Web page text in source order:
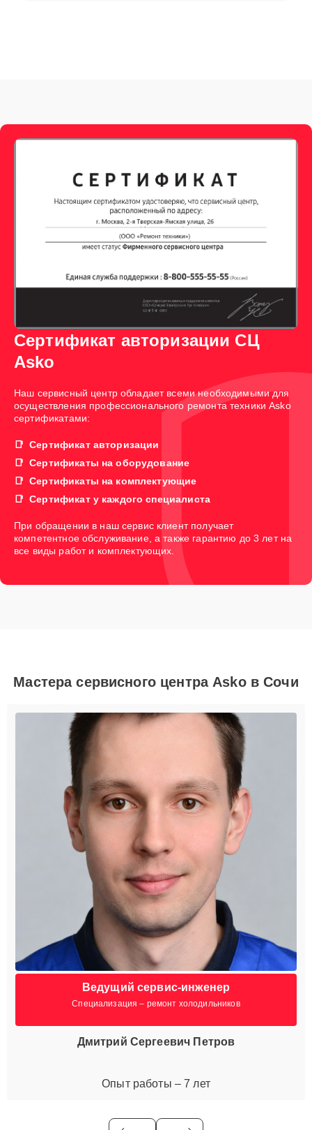
Сертификат авторизации СЦ
Asko
Наш сервисный центр обладает всеми необходимыми для
осуществления профессионального ремонта техники Asko
сертификатами:
Сертификат авторизации
Сертификаты на оборудование
Сертификаты на комплектующие
Сертификат у каждого специалиста
При обращении в наш сервис клиент получает
компетентное обслуживание, а также гарантию до 3 лет на
все виды работ и комплектующих.
Мастера сервисного центра Asko в Сочи
Ведущий сервис-инженер
Специализация – ремонт холодильников
Дмитрий Сергеевич Петров
Опыт работы – 7 лет